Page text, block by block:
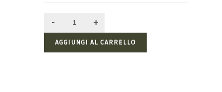
AGGIUNGI AL CARRELLO